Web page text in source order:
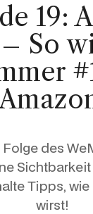
19:
So
des
Tipps, wie
wirst!